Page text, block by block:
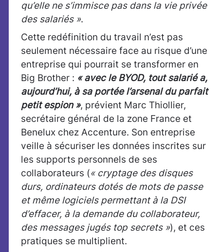
qu’elle ne s’immisce pas dans la vie privée
des salariés ».
Cette redéfinition du travail n’est pas
seulement nécessaire face au risque d’une
entreprise qui pourrait se transformer en
Big Brother : « avec le BYOD, tout salarié a,
aujourd’hui, à sa portée l’arsenal du parfait
petit espion », prévient Marc Thiollier,
secrétaire général de la zone France et
Benelux chez Accenture. Son entreprise
veille à sécuriser les données inscrites sur
les supports personnels de ses
collaborateurs (« cryptage des disques
durs, ordinateurs dotés de mots de passe
et même logiciels permettant à la DSI
d’effacer, à la demande du collaborateur,
des messages jugés top secrets »), et ces
pratiques se multiplient.